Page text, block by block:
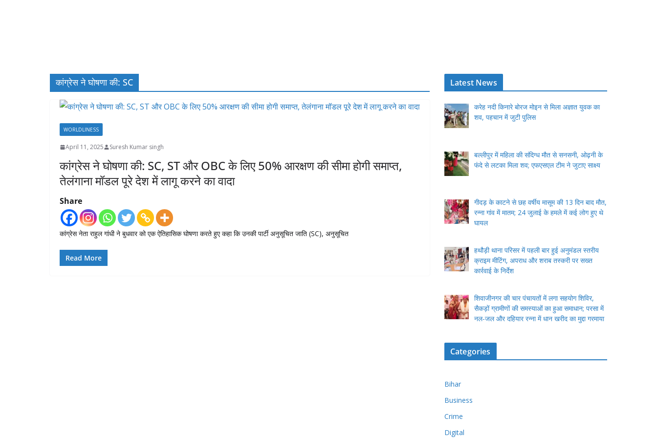
कांग्रेस ने घोषणा की: SC
WORLDLINESS
April 11, 2025 Suresh Kumar singh
कांग्रेस ने घोषणा की: SC, ST और OBC के लिए 50% आरक्षण की सीमा होगी समाप्त,
तेलंगाना मॉडल पूरे देश में लागू करने का वादा
Share
कांग्रेस नेता राहुल गांधी ने बुधवार को एक ऐतिहासिक घोषणा करते हुए कहा कि उनकी पार्टी अनुसूचित जाति (SC), अनुसूचित
Read More
Latest News
करेह नदी किनारे बोरज मोइन से मिला अज्ञात युवक का
शव, पहचान में जुटी पुलिस
बल्लीपुर में महिला की संदिग्ध मौत से सनसनी, ओढ़नी के
फंदे से लटका मिला शव; एफएसएल टीम ने जुटाए साक्ष्य
गीदड़ के काटने से छह वर्षीय मासूम की 13 दिन बाद मौत,
रन्ना गांव में मातम; 24 जुलाई के हमले में कई लोग हुए थे
घायल
हथौड़ी थाना परिसर में पहली बार हुई अनुमंडल स्तरीय
क्राइम मीटिंग, अपराध और शराब तस्करी पर सख्त
कार्रवाई के निर्देश
शिवाजीनगर की चार पंचायतों में लगा सहयोग शिविर,
सैकड़ों ग्रामीणों की समस्याओं का हुआ समाधान; परसा में
नल-जल और दहियार रन्ना में धान खरीद का मुद्दा गरमाया
Categories
Bihar
Business
Crime
Digital